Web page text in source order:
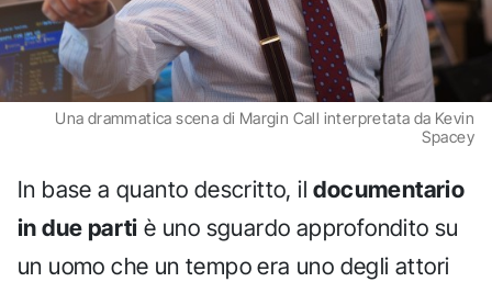
Una drammatica scena di Margin Call interpretata da Kevin
Spacey
In base a quanto descritto, ildocumentario
in due parti è uno sguardo approfondito su
un uomo che un tempo era uno degli attori